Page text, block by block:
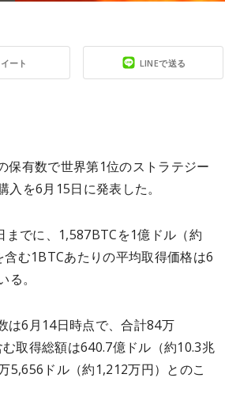
ート LINEで送る
保有数で世界第1位のストラテジー
を6月15日に発表した。
でに、1,587BTCを1億ドル（約
む1BTCあたりの平均取得価格は6
。
は6月14日時点で、合計84万
取得総額は640.7億ドル（約10.3兆
5,656ドル（約1,212万円）とのこ